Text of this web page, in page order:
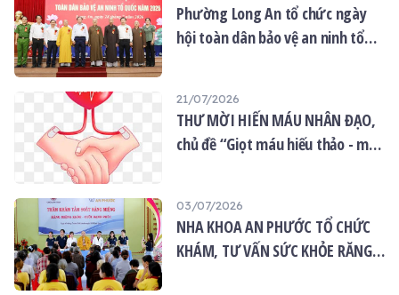
Phường Long An tổ chức ngày
hội toàn dân bảo vệ an ninh tổ
21/07/2026
THƯ MỜI HIẾN MÁU NHÂN ĐẠO,
chủ đề “Giọt máu hiếu thảo - mùa
03/07/2026
NHA KHOA AN PHƯỚC TỔ CHỨC
KHÁM, TƯ VẤN SỨC KHỎE RĂNG